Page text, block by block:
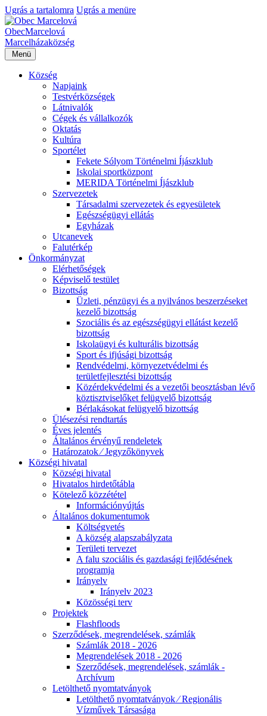
Ugrás a tartalomra Ugrás a menüre
ObecMarcelová
Marcelházaközség
Menü
Község
Napjaink
Testvérközségek
Látnivalók
Cégek és vállalkozók
Oktatás
Kultúra
Sportélet
Fekete Sólyom Történelmi Íjászklub
Iskolai sportközpont
MERIDA Történelmi Íjászklub
Szervezetek
Társadalmi szervezetek és egyesületek
Egészségügyi ellátás
Egyházak
Utcanevek
Falutérkép
Önkormányzat
Elérhetőségek
Képviselő testület
Bizottság
Üzleti, pénzügyi és a nyilvános beszerzéseket
kezelő bizottság
Szociális és az egészségügyi ellátást kezelő
bizottság
Iskolaügyi és kulturális bizottság
Sport és ifjúsági bizottság
Rendvédelmi, környezetvédelmi és
területfejlesztési bizottság
Közérdekvédelmi és a vezetői beosztásban lévő
köztisztviselőket felügyelő bizottság
Bérlakásokat felügyelő bizottság
Ülésezési rendtartás
Éves jelentés
Általános érvényű rendeletek
Határozatok ⁄ Jegyzőkönyvek
Községi hivatal
Községi hivatal
Hivatalos hirdetőtábla
Kötelező közzététel
Információnyújtás
Általános dokumentumok
Költségvetés
A község alapszabályzata
Területi tervezet
A falu szociális és gazdasági fejlődésének
programja
Irányelv
Irányelv 2023
Közösségi terv
Projektek
Flashfloods
Szerződések, megrendelések, számlák
Számlák 2018 - 2026
Megrendelések 2018 - 2026
Szerződések, megrendelések, számlák -
Archívum
Letölthető nyomtatványok
Letölthető nyomtatványok ⁄ Regionális
Vízművek Társasága